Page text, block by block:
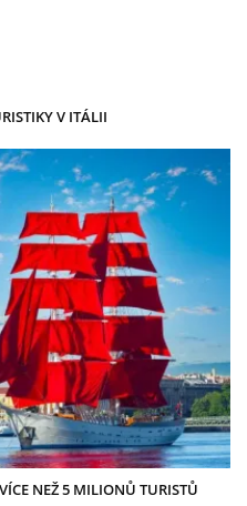
V ITÁLII
NEŽ 5 MILIONŮ TURISTŮ